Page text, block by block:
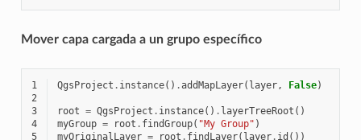
Mover capa cargada a un grupo específico
1 QgsProject . instance() .addMapLayer( layer, False)
2
3
root = QgsProject . instance() . layerTreeRoot ()
4
myGroup = root . findGroup( "My Group" )
5
myOriginalLayer = root . findLayer( layer. id ())